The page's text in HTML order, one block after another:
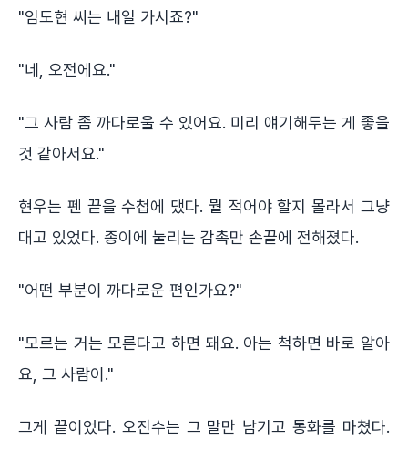
"임도현 씨는 내일 가시죠?"
"네, 오전에요."
"그 사람 좀 까다로울 수 있어요. 미리 얘기해두는 게 좋을
것 같아서요."
현우는 펜 끝을 수첩에 댔다. 뭘 적어야 할지 몰라서 그냥
대고 있었다. 종이에 눌리는 감촉만 손끝에 전해졌다.
"어떤 부분이 까다로운 편인가요?"
"모르는 거는 모른다고 하면 돼요. 아는 척하면 바로 알아
요, 그 사람이."
그게 끝이었다. 오진수는 그 말만 남기고 통화를 마쳤다.